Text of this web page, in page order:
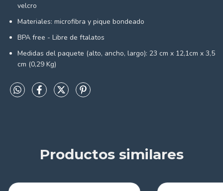
velcro
Materiales: microfibra y pique bondeado
BPA free - Libre de ftalatos
Medidas del paquete (alto, ancho, largo): 23 cm x 12,1cm x 3,5
cm (0,29 Kg)
Productos similares